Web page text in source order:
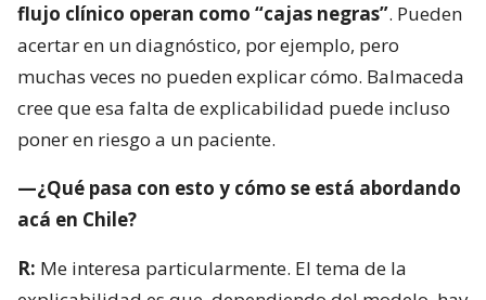
flujo clínico operan como “cajas negras”. Pueden
acertar en un diagnóstico, por ejemplo, pero
muchas veces no pueden explicar cómo. Balmaceda
cree que esa falta de explicabilidad puede incluso
poner en riesgo a un paciente.
—¿Qué pasa con esto y cómo se está abordando
acá en Chile?
R: Me interesa particularmente. El tema de la